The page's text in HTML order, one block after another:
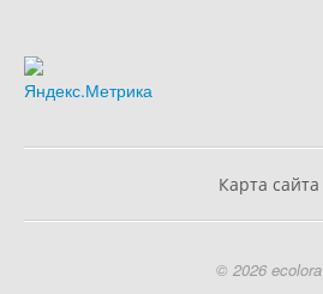
Карта сайта
© 2026 ecolora